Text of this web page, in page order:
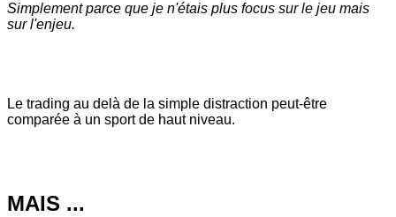
Simplement parce que je n'étais plus focus sur le jeu mais
sur l'enjeu.
Le trading au delà de la simple distraction peut-être
comparée à un sport de haut niveau.
MAIS ...